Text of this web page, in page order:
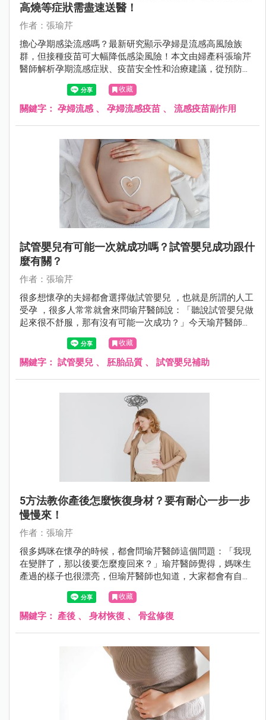
高燒等症狀需盡速送醫！
作者：張瑜芹
擔心孕期感染流感嗎？最新研究顯示孕婦是流感高風險族
群，但接種疫苗可大幅降低感染風險！本文由婦產科張瑜芹
醫師解析孕期流感症狀、疫苗安全性和治療建議，從預防、
診斷到照護策略，提供完整防護方案，守護媽媽寶寶健康！
公費疫苗資格、接種時機、防護重點一次搞懂。
收藏
關鍵字： 孕婦流感 、 孕婦流感疫苗 、 流感疫苗副作用
試管嬰兒有可能一次就成功嗎？試管嬰兒成功跟什
麼有關？
作者：張瑜芹
很多想懷孕的夫婦都會選擇做試管嬰兒 ，也就是所謂的人工
受孕 ，很多人常常就會來問瑜芹醫師說：「聽說試管嬰兒做
起來很不舒服，那有沒有可能一次成功？」今天瑜芹醫師就
來談談，試管嬰兒成功率跟什麼有關係？
收藏
關鍵字： 試管嬰兒 、 胚胎品質 、 試管嬰兒補助
5方法教你產後怎麼恢復身材？要有耐心一步一步
慢慢來！
作者：張瑜芹
很多媽咪在懷孕的時候，都會問瑜芹醫師這個問題：「我現
在變胖了，那以後要怎麼瘦回來？」瑜芹醫師覺得，媽咪生
產過的樣子也很漂亮，但瑜芹醫師也知道，大家都會有自己
喜歡的樣子，今天瑜芹醫師就來談談：產後如何恢復身材 ？
收藏
關鍵字： 產後 、 身材恢復 、 骨盆修復